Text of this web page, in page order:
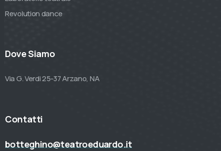
Revolution dance
Dove Siamo
Via G. Verdi 25-37 Arzano, NA
Contatti
botteghino@teatroeduardo.it